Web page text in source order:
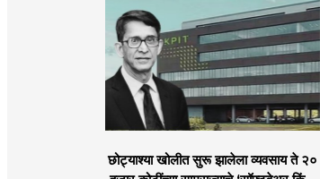
छोट्याश्या खोलीत सुरू झालेला व्यवसाय ते २०